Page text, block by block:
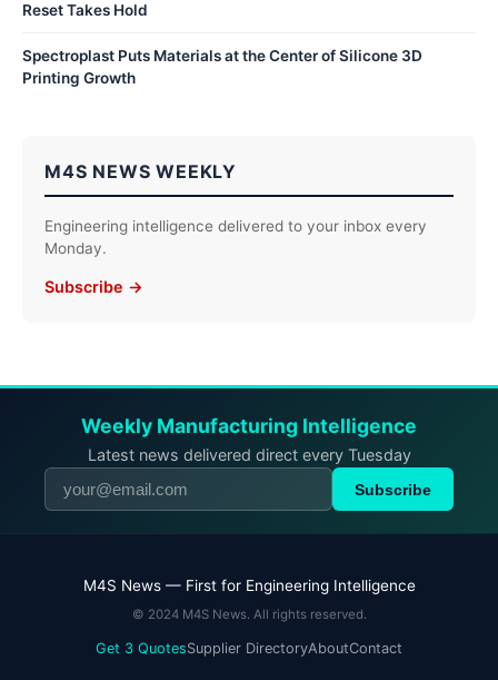
Reset Takes Hold
Spectroplast Puts Materials at the Center of Silicone 3D
Printing Growth
M4S NEWS WEEKLY
Engineering intelligence delivered to your inbox every
Monday.
Subscribe →
Weekly Manufacturing Intelligence
Latest news delivered direct every Tuesday
Subscribe
M4S News — First for Engineering Intelligence
© 2024 M4S News. All rights reserved.
Get 3 QuotesSupplier DirectoryAboutContact